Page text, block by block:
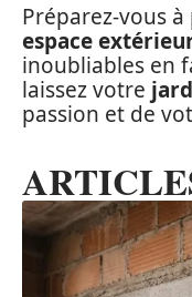
Préparez-vous
espace
inoubliables en
laissez votre
passion et de